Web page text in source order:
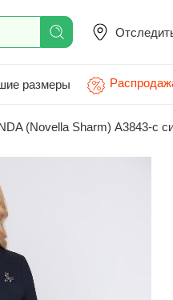
размеры
(Novella Sharm) А3843-с